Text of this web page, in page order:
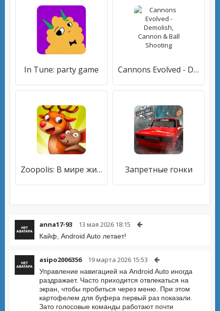
In Tune: party game Cannons Evolved - Demolish, Cannon & Ball Shooting
Zoopolis: В мире животных Запретные гонки
anna17-93 13 мая 2026 18:15
Кайф, Android Auto летает!
asipo2006356 19 марта 2026 15:53
Управление навигацией на Android Auto иногда
раздражает. Часто приходится отвлекаться на
экран, чтобы пробиться через меню. При этом
картофелем для буфера первый раз показали.
Зато голосовые команды работают почти